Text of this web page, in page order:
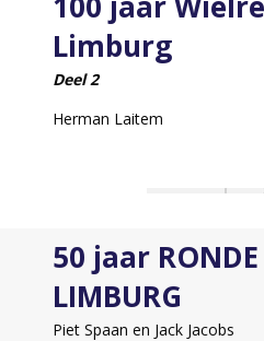
Limburg
Deel 2
Herman Laitem
50 jaar
LIMBURG
Piet Spaan en Jack Jacobs